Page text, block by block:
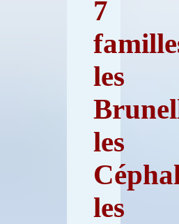
7
les
les
les